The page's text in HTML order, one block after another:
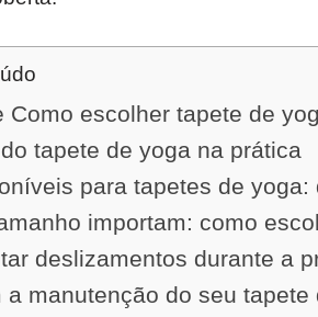
Como escolher tapete de
tapete de yoga na prática
para tapetes de
importam: como
deslizamentos durante a
a manutenção do seu tapete